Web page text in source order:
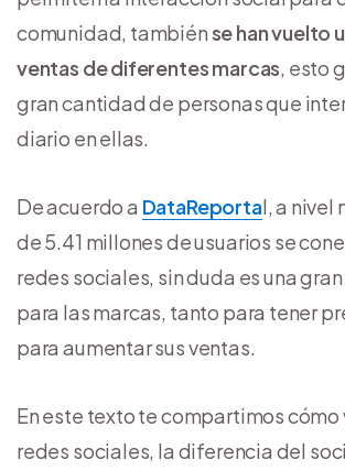
comunidad, tambiénse han vuelto
ventas de diferentes marcas, esto
gran cantidad de personas que
diario en ellas.
De acuerdo a DataReportal, a nivel
de 5.41 millones de usuarios se
redes sociales, sin duda es una
para las marcas, tanto para tener
para aumentar sus ventas.
En este texto te compartimos cómo
redes sociales, la diferencia del